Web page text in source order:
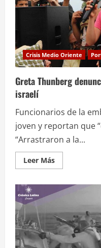
que
no
sabíamos”:
Greta
Thunberg
Crisis Medio Oriente
Greta Thunberg
israelí
Funcionarios de la
joven y reportan que
“Arrastraron a la...
Leer MásLeer
más
Greta
Thunberg
maltratos
en
la
prisión
israelí